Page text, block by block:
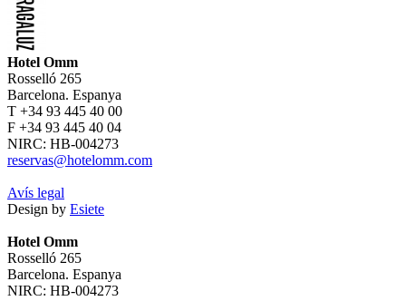
Hotel Omm
Rosselló 265
Barcelona. Espanya
T +34 93 445 40 00
F +34 93 445 40 04
NIRC: HB-004273
reservas@hotelomm.com
Avís legal
Design by Esiete
Hotel Omm
Rosselló 265
Barcelona. Espanya
NIRC: HB-004273